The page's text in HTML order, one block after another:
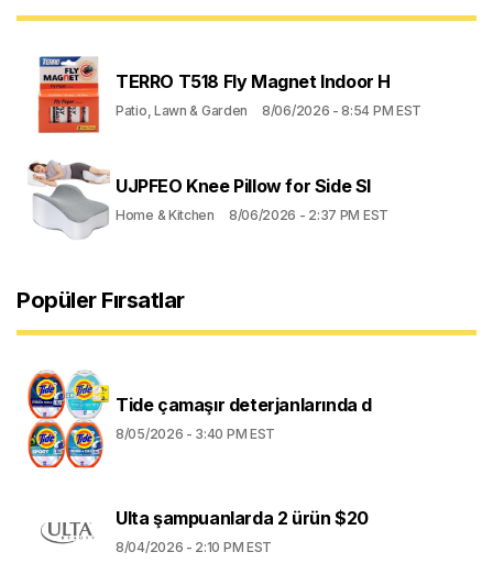
TERRO T518 Fly Magnet Indoor H
Patio, Lawn & Garden 8/06/2026 - 8:54 PM EST
UJPFEO Knee Pillow for Side Sl
Home & Kitchen 8/06/2026 - 2:37 PM EST
Popüler Fırsatlar
Tide çamaşır deterjanlarında d
8/05/2026 - 3:40 PM EST
Ulta şampuanlarda 2 ürün $20
8/04/2026 - 2:10 PM EST